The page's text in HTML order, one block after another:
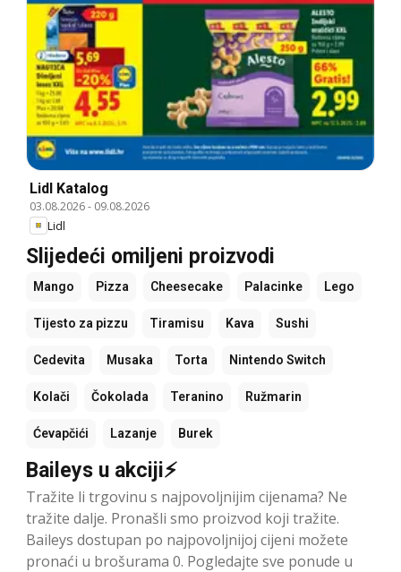
Lidl Katalog
03.08.2026- 09.08.2026
Lidl
Slijedeći omiljeni proizvodi
Mango Pizza Cheesecake Palacinke Lego
Tijesto za pizzu Tiramisu Kava Sushi
Cedevita Musaka Torta Nintendo Switch
Kolači Čokolada Teranino Ružmarin
Ćevapčići Lazanje Burek
Baileys u akciji⚡
Tražite li trgovinu s najpovoljnijim cijenama? Ne
tražite dalje. Pronašli smo proizvod koji tražite.
Baileys dostupan po najpovoljnijoj cijeni možete
pronaći u brošurama 0. Pogledajte sve ponude u